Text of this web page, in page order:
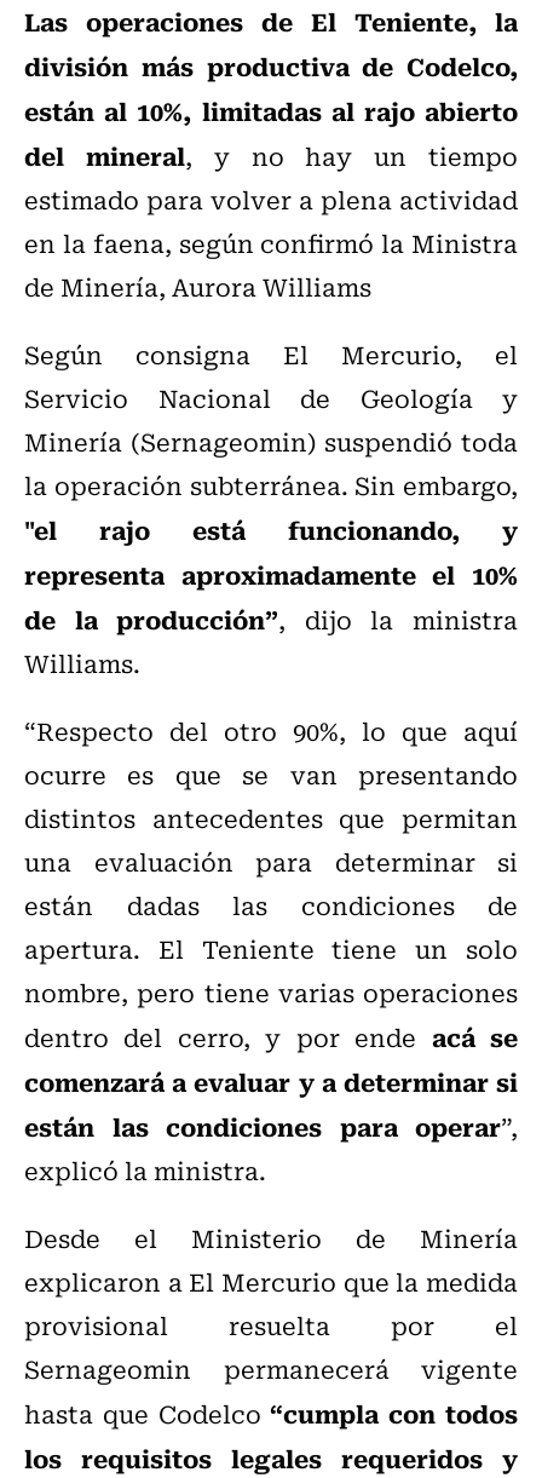
Las operaciones de El Teniente, la
división más productiva de Codelco,
están al 10%, limitadas al rajo abierto
del mineral, y no hay un tiempo
estimado para volver a plena actividad
en la faena, según confirmó la Ministra
de Minería, Aurora Williams
Según consigna El Mercurio, el
Servicio Nacional de Geología y
Minería (Sernageomin) suspendió toda
la operación subterránea. Sin embargo,
"el rajo está funcionando, y
representa aproximadamente el 10%
de la producción”, dijo la ministra
Williams.
“Respecto del otro 90%, lo que aquí
ocurre es que se van presentando
distintos antecedentes que permitan
una evaluación para determinar si
están dadas las condiciones de
apertura. El Teniente tiene un solo
nombre, pero tiene varias operaciones
dentro del cerro, y por ende acá se
comenzará a evaluar y a determinar si
están las condiciones para operar”,
explicó la ministra.
Desde el Ministerio de Minería
explicaron a El Mercurio que la medida
provisional resuelta por el
Sernageomin permanecerá vigente
hasta que Codelco“cumpla con todos
los requisitos legales requeridos y